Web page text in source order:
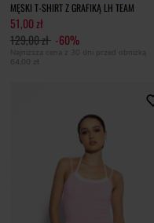
MĘSKI T-SHIRT Z GRAFIKĄ LH TEAM
51,00 zł
129,00 zł -60%
Najniższa cena z 30 dni przed obniżką
64,00 zł